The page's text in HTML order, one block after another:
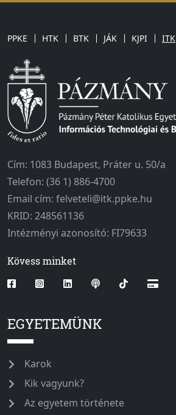
PPKE HTK BTK JÁK KJPI ITK
Cím: 1083 Budapest, Práter u. 50/a
Telefon: (36 1) 886-4700
Email cím: felveteli@itk.ppke.hu
KRID: 248561136
Intézményi azonosító: FI79633
Kövess minket
EGYETEMÜNK
Karok
Kik vagyunk?
Az egyetem története